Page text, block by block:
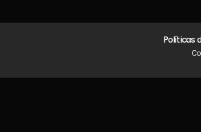
Políticas